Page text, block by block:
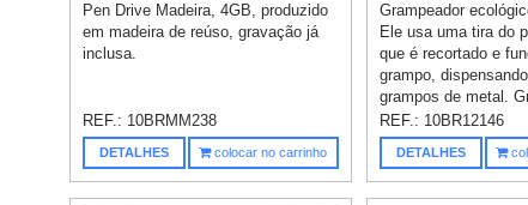
Pen Drive Madeira, 4GB, produzido
em madeira de reúso, gravação já
inclusa.
REF.: 10BRMM238
DETALHES colocar no carrinho
Grampeador
Ele usa uma tira do
que é recortado e
grampo,
grampos de metal.
REF.: 10BR12146
DETALHES